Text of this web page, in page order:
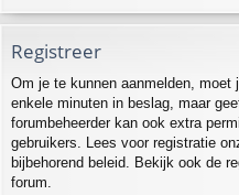
Registreer
Om je te kunnen aanmelden,
enkele minuten in beslag, maar
forumbeheerder kan ook extra
gebruikers. Lees voor registratie
bijbehorend beleid. Bekijk ook de
forum.